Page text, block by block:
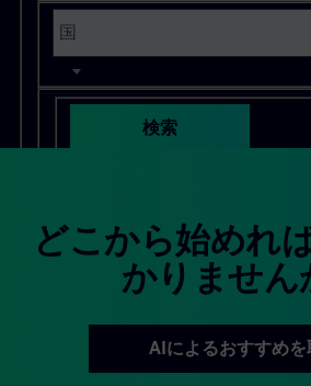
検索
どこから始めれ
かりません
AIによるおすすめを